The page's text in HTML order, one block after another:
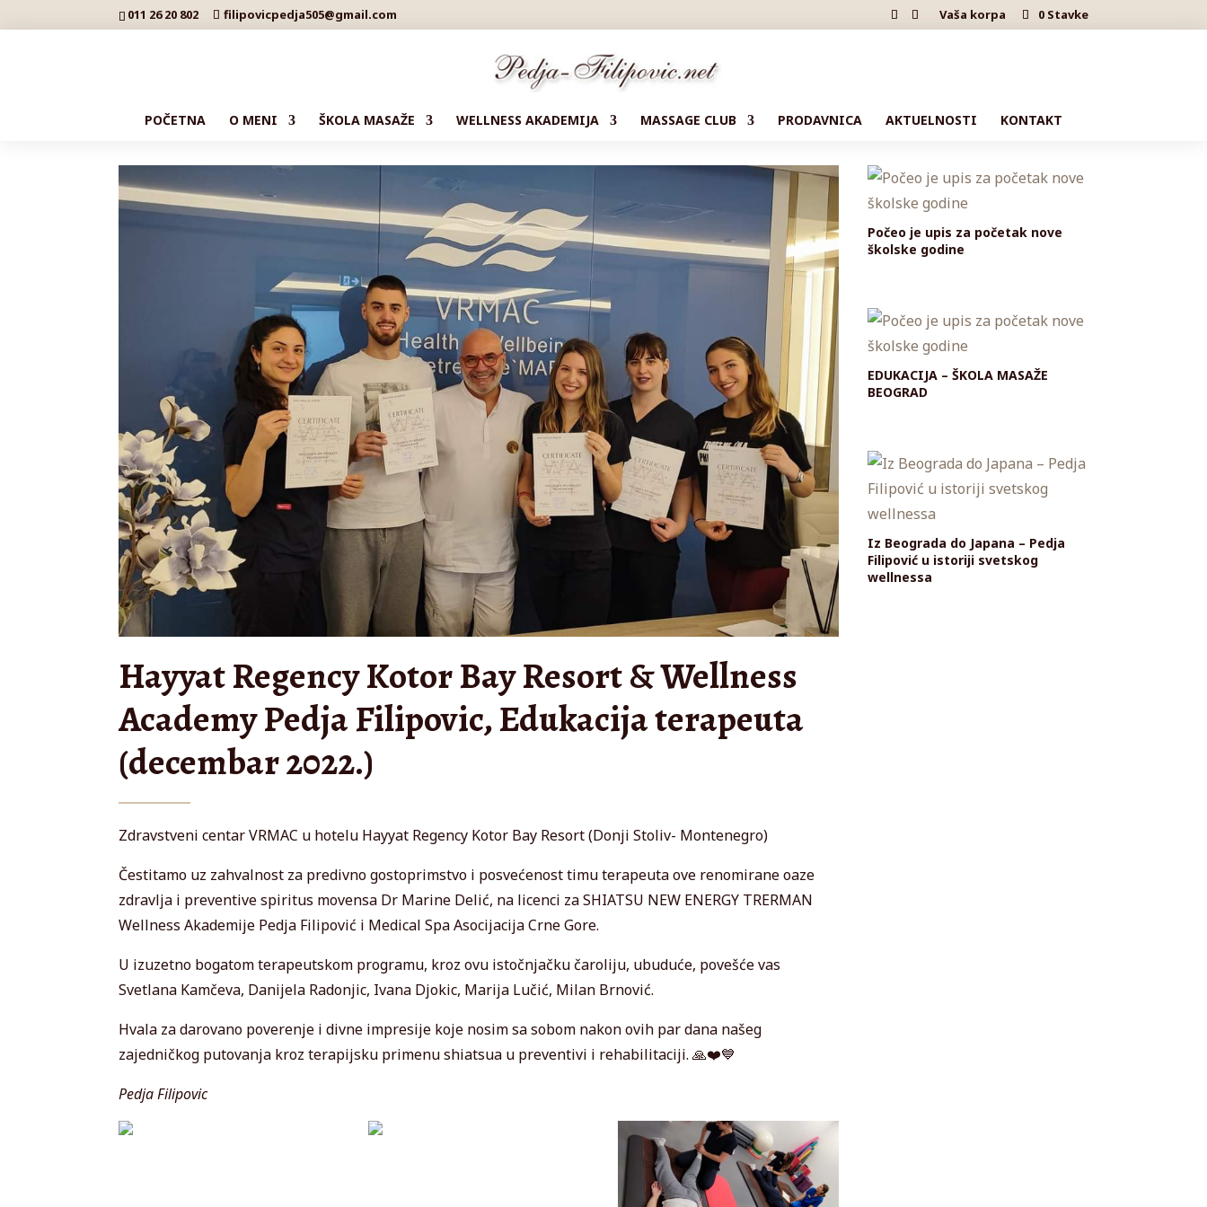
011 26 20 802 filipovicpedja505@gmail.com Vaša korpa 0 Stavke
POČETNA O MENI ŠKOLA MASAŽE WELLNESS AKADEMIJA MASSAGE CLUB PRODAVNICA AKTUELNOSTI KONTAKT
Hayyat Regency Kotor Bay Resort & Wellness
Academy Pedja Filipovic, Edukacija terapeuta
(decembar 2022.)
Zdravstveni centar VRMAC u hotelu Hayyat Regency Kotor Bay Resort (Donji Stoliv- Montenegro)
Čestitamo uz zahvalnost za predivno gostoprimstvo i posvećenost timu terapeuta ove renomirane oaze
zdravlja i preventive spiritus movensa Dr Marine Delić, na licenci za SHIATSU NEW ENERGY TRERMAN
Wellness Akademije Pedja Filipović i Medical Spa Asocijacija Crne Gore.
U izuzetno bogatom terapeutskom programu, kroz ovu istočnjačku čaroliju, ubuduće, povešće vas
Svetlana Kamčeva, Danijela Radonjic, Ivana Djokic, Marija Lučić, Milan Brnović.
Hvala za darovano poverenje i divne impresije koje nosim sa sobom nakon ovih par dana našeg
zajedničkog putovanja kroz terapijsku primenu shiatsua u preventivi i rehabilitaciji. 🙏❤️💙
Pedja Filipovic
Počeo je upis za početak nove
školske godine
EDUKACIJA – ŠKOLA MASAŽE
BEOGRAD
Iz Beograda do Japana – Pedja
Filipović u istoriji svetskog
wellnessa